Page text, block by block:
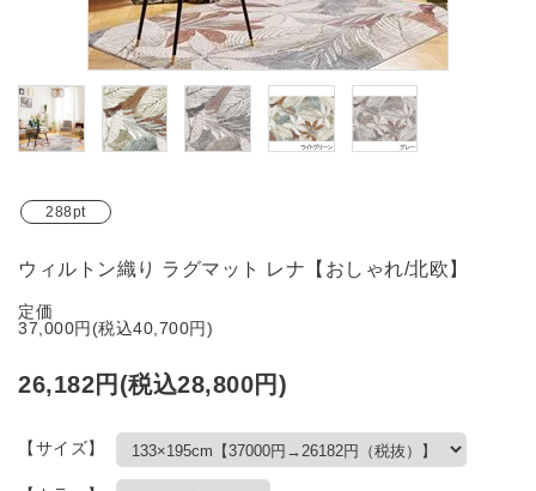
288pt
ウィルトン織り ラグマット レナ【おしゃれ/北欧】
定価
37,000円(税込40,700円)
26,182円(税込28,800円)
【サイズ】